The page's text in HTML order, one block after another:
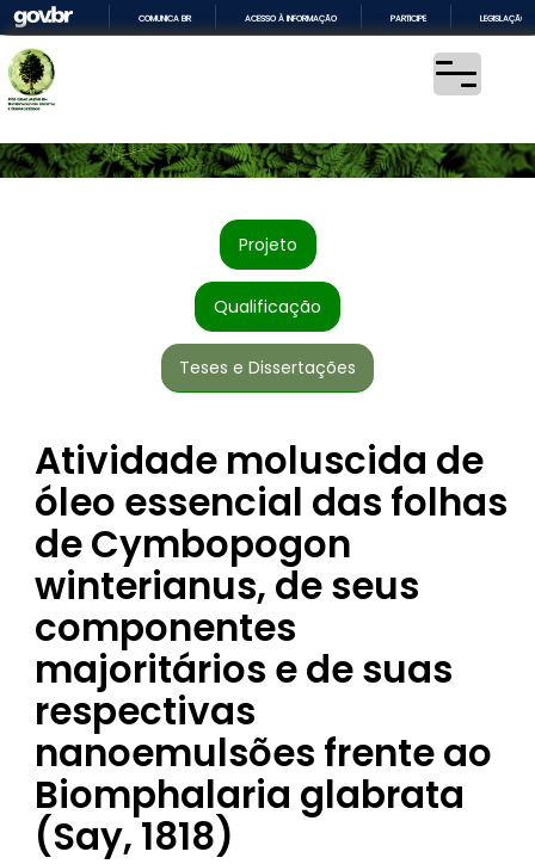
COMUNICA BR ACESSO À INFORMAÇÃO PARTICIPE LEGISLAÇÃO
Projeto
Qualificação
Teses e Dissertações
Atividade moluscida de
óleo essencial das folhas
de Cymbopogon
winterianus, de seus
componentes
majoritários e de suas
respectivas
nanoemulsões frente ao
Biomphalaria glabrata
(Say, 1818)